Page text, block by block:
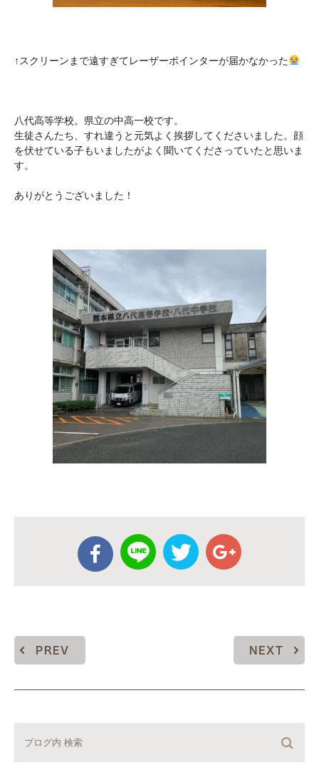
↑スクリーンまで遠すぎてレーザーポインターが届かなかった
八代高等学校。県立の中高一校です。
生徒さんたち、すれ違うと元気よく挨拶してくださいました。顔
を伏せている子もいましたがよく聞いてくださっていたと思いま
す。
ありがとうございました！
PREV NEXT